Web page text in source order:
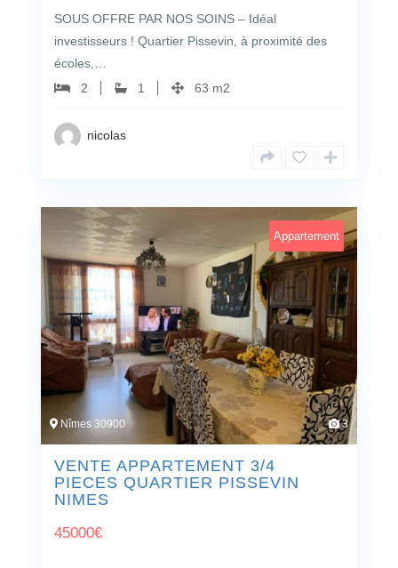
SOUS OFFRE PAR NOS SOINS – Idéal
investisseurs ! Quartier Pissevin, à proximité des
écoles,…
2
1 63 m2
nicolas
Appartement
Nîmes 30900 3
VENTE APPARTEMENT 3/4
PIECES QUARTIER PISSEVIN
NIMES
45000€